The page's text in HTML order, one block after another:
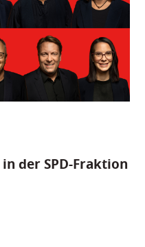
der SPD-Fraktion